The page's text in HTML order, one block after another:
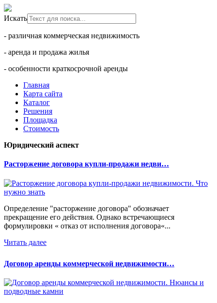
Искать
- различная коммерческая недвижимость
- аренда и продажа жилья
- особенности краткосрочной аренды
Главная
Карта сайта
Каталог
Решения
Площадка
Стоимость
Юридический аспект
Расторжение договора купли-продажи недви…
Определение "расторжение договора" обозначает
прекращение его действия. Однако встречающиеся
формулировки « отказ от исполнения договора«...
Читать далее
Договор аренды коммерческой недвижимости…